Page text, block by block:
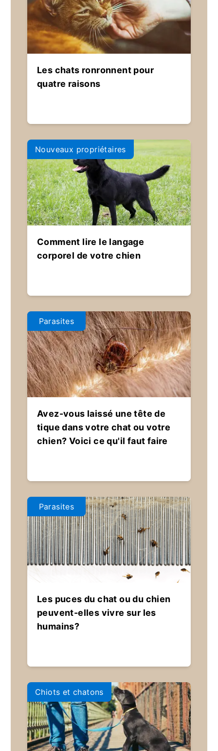
Les chats ronronnent pour
quatre raisons
Nouveaux propriétaires
Comment lire le langage
corporel de votre chien
Parasites
Avez-vous laissé une tête de
tique dans votre chat ou votre
chien? Voici ce qu'il faut faire
Parasites
Les puces du chat ou du chien
peuvent-elles vivre sur les
humains?
Chiots et chatons